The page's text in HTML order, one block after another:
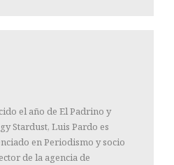
el año de El Padrino y
Stardust, Luis Pardo es
en Periodismo y socio
de la agencia de